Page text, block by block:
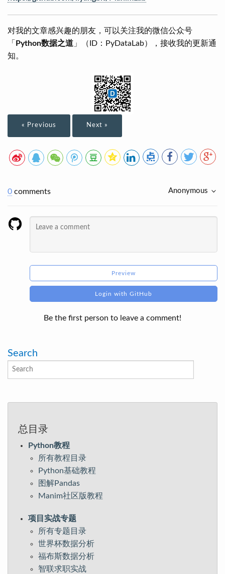
对我的文章感兴趣的朋友，可以关注我的微信公众号
「 Python数据之道 」（ID：PyDataLab），接收我的更新通
知。
« Previous Next »
0 comments Anonymous
Preview
Login with GitHub
Be the first person to leave a comment!
Search
总目录
Python教程
所有教程目录
Python基础教程
图解Pandas
Manim社区版教程
项目实战专题
所有专题目录
世界杯数据分析
福布斯数据分析
智联求职实战